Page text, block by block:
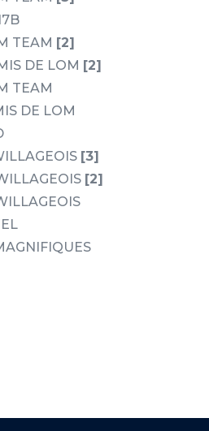
TEAM [2]
DE LOM [2]
TEAM
DE LOM
[3]
[2]